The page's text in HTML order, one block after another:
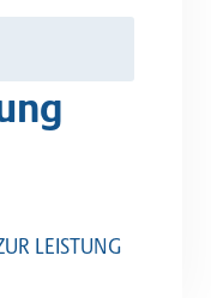
LEISTUNG